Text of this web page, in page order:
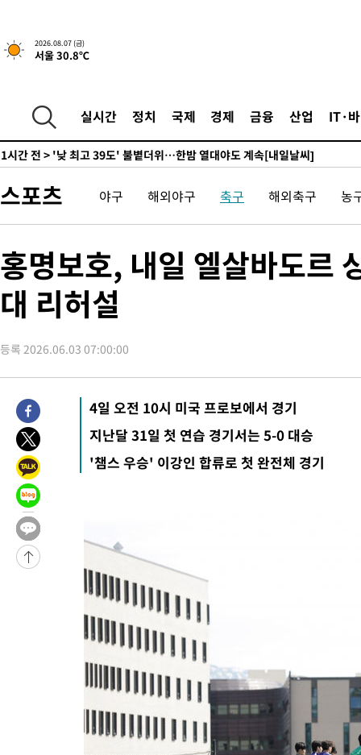
2026.08.07 (금)
서울 30.8℃
실시간 정치 국제 경제 금융 산업 IT·
15분 전 >[속보]합참 "北 발사체는 단거리탄도미사일…감시·경계태세 강화"
20분 전 >日방위성, 北이 동해로 쏜 발사체는 탄도미사일 가능성
56분 전 >[속보]합참 "북, 동해상으로 미상 발사체 발사"
'낮 최고 39도' 불볕더위…한밤 열대야도 계속[내일날씨]
1시간 전 > [속보]7~9일 프로야구 3연전도 폭염 취소…11일 재개
1시간 전 >'월드컵 탈락 후폭풍' 축구협회…초유의 압수수색에 '충격·당황'
1시간 전 >서울 낮 37.9도, 올여름 최고치 경신…영등포 순간 '40도'
2시간 전 >[속보]코스닥, 800p 회복…0.26% 오른 801.67 마감
2시간 전 >[속보]코스피, 301.88포인트(4.58%) 내린 6296.38 마감
2시간 전 >[속보]원·달러 환율, 0.7원 내린 1423.8원 마감
4시간 전 >손흥민, 5경기 연속골 실패…LAFC는 승부차기 끝 과달라하라 격파
6시간 전 >내일까지 39도 '펄펄'…기상청 "태풍 지나며 폭염 잠시 꺾인다"
-16558초 전 >
'월드컵 탈락 후폭풍' 축구협회…11시간 걸린 초유의 압수수
-15994초 전 >
[속보] 뉴욕증시, 혼조 출발…나스닥 0.3%↓, 다우 0.14%↑
-14787초 전 >
-13472초 전 >
경찰, '홍명보는 2순위' 결론냈던 스포츠윤리센터도 압수수색
15분 전 >
19분 전 >
45분 전 >
[속보] SKT, 에이닷 서비스 장애 발생…"원인 파악 중"
55분 전 >
[속보]합참 "북, 동해상으로 미상 발사체 발사"
'낮 최고 39도' 불볕더위…한밤 열대야도 계속[내일날씨]
[속보]7~9일 프로야구 3연전도 폭염 취소…11일 재개
"韓 외환시장 개입 관측 배경엔 美의 대한국 무역적자 있어"
'월드컵 탈락 후폭풍' 축구협회…초유의 압수수색에 '충격·당황'
서울 낮 37.9도, 올여름 최고치 경신…영등포 순간 '40도'
[속보]종합특검, 대검 추가 압수수색…내란 중요임무종사 혐의
[속보]코스닥, 800p 회복…0.26% 오른 801.67 마감
[속보]코스피, 301.88포인트(4.58%) 내린 6296.38 마감
스포츠 야구 해외야구 축구 해외축구 농
홍명보호, 내일 엘살바도르
대 리허설
등록 2026.06.03 07:00:00
4일 오전 10시 미국 프로보에서 경기
지난달 31일 첫 연습 경기서는 5-0 대승
'챔스 우승' 이강인 합류로 첫 완전체 경기